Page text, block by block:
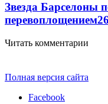
Звезда Барселоны
перевоплощением
Читать комментарии
Полная версия сайта
Facebook